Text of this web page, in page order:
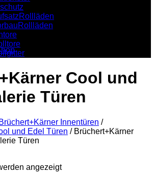
keine Produkte im Warenkorb.
Cool und
Türen
Brüchert+Kärner Innentüren /
und Edel Türen /Brüchert+Kärner
Türen
angezeigt